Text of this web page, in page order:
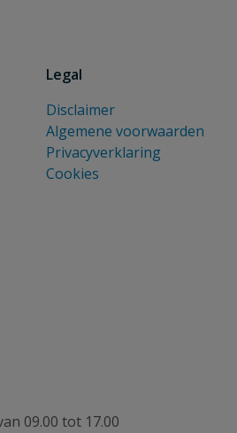
Legal
Disclaimer
Algemene voorwaarden
Privacyverklaring
Cookies
09.00 tot 17.00